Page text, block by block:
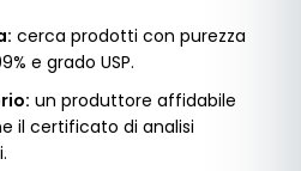
cerca prodotti con purezza
e grado USP.
un produttore affidabile
il certificato di analisi